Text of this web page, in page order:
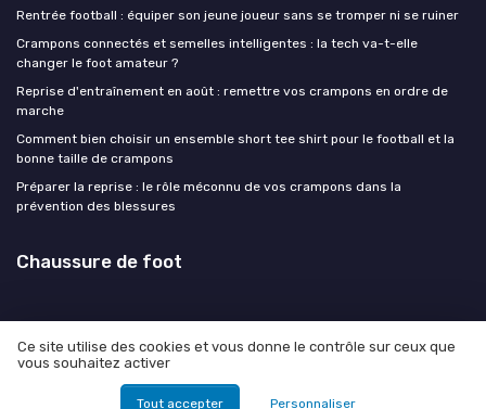
Rentrée football : équiper son jeune joueur sans se tromper ni se ruiner
Crampons connectés et semelles intelligentes : la tech va-t-elle
changer le foot amateur ?
Reprise d'entraînement en août : remettre vos crampons en ordre de
marche
Comment bien choisir un ensemble short tee shirt pour le football et la
bonne taille de crampons
Préparer la reprise : le rôle méconnu de vos crampons dans la
prévention des blessures
Chaussure de foot
Mentions légales
© Chaussure de foot 2026
Ce site utilise des cookies et vous donne le contrôle sur ceux que
vous souhaitez activer
Tout accepter Personnaliser